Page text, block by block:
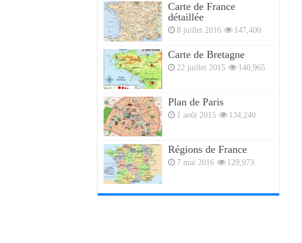
Carte de France
détaillée
8 juillet 2016 147,400
Carte de Bretagne
22 juillet 2015 140,965
Plan de Paris
1 août 2015 134,240
Régions de France
7 mai 2016 129,973